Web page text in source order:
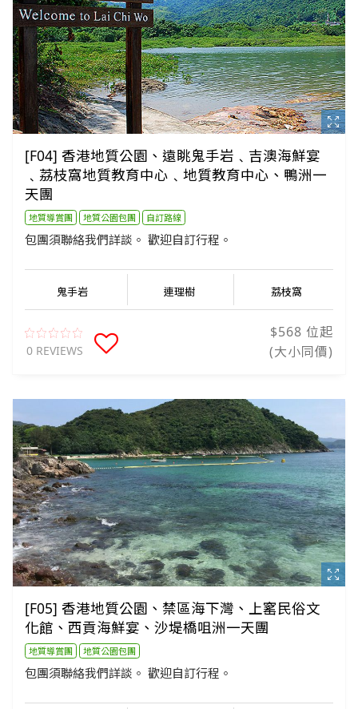
[F04] 香港地質公園、遠眺鬼手岩﹑吉澳海鮮宴
﹑荔枝窩地質教育中心﹑地質教育中心、鴨洲一
天團
地質導賞團 地質公園包團 自訂路線
包團須聯絡我們詳談。 歡迎自訂行程。
鬼手岩 連理樹 荔枝窩
0 REVIEWS
$568 位起
(大小同價)
[F05] 香港地質公園、禁區海下灣、上窰民俗文
化館、西貢海鮮宴、沙堤橋咀洲一天團
地質導賞團 地質公園包團
包團須聯絡我們詳談。 歡迎自訂行程。